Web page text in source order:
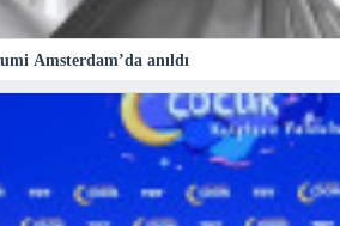
Amsterdam’da anıldı